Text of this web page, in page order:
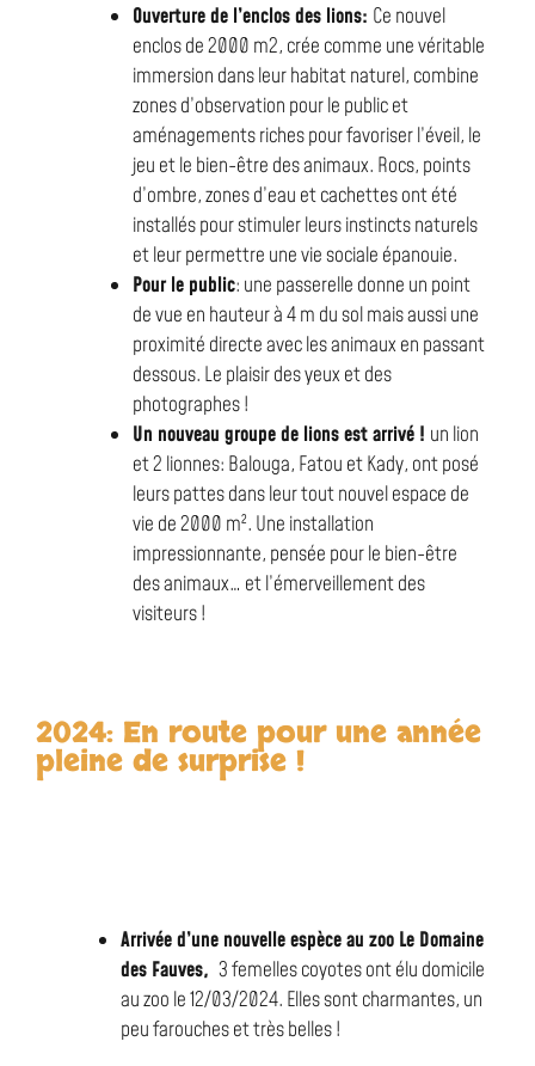
Ouverture de l’enclos des lions: Ce nouvel
enclos de 2000 m2, crée comme une véritable
immersion dans leur habitat naturel, combine
zones d’observation pour le public et
aménagements riches pour favoriser l’éveil, le
jeu et le bien-être des animaux. Rocs, points
d’ombre, zones d’eau et cachettes ont été
installés pour stimuler leurs instincts naturels
et leur permettre une vie sociale épanouie.
Pour le public: une passerelle donne un point
de vue en hauteur à 4 m du sol mais aussi une
proximité directe avec les animaux en passant
dessous. Le plaisir des yeux et des
photographes !
Un nouveau groupe de lions est arrivé ! un lion
et 2 lionnes: Balouga, Fatou et Kady, ont posé
leurs pattes dans leur tout nouvel espace de
vie de 2000 m². Une installation
impressionnante, pensée pour le bien-être
des animaux… et l’émerveillement des
visiteurs !
2024: En route pour une année
pleine de surprise !
Arrivée d’une nouvelle espèce au zoo Le Domaine
des Fauves, 3 femelles coyotes ont élu domicile
au zoo le 12/03/2024. Elles sont charmantes, un
peu farouches et très belles !